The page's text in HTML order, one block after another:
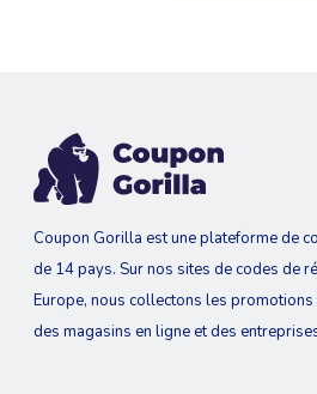
Coupon Gorilla est une plateforme de
de 14 pays. Sur nos sites de codes de
Europe, nous collectons les
des magasins en ligne et des